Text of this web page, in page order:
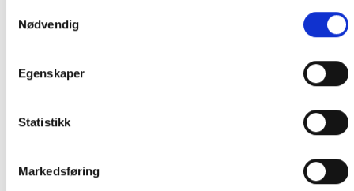
Nødvendig
Egenskaper
Statistikk
Markedsføring
handlekurven/checkout. Prisen avhenger av vekt eller volumvekt
Produkter som kan knuses eller skades via. transport sendes ikke.
Har du ikke fått noen alternativ på frakt på din pakke så er
pakken enten for tung, eller varen har fått frakten fjernet pga.